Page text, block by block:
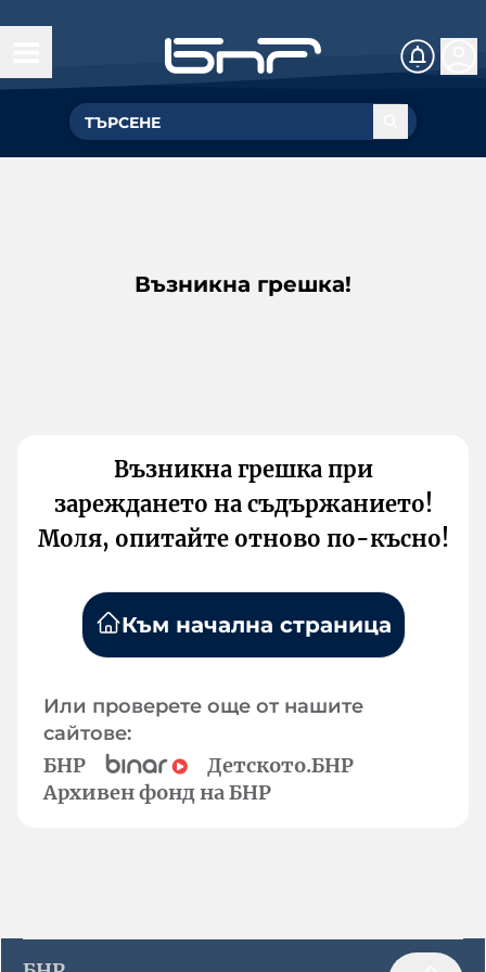
Възникна грешка!
Възникна грешка при
зареждането на съдържанието!
Моля, опитайте отново по-късно!
Към начална страница
Или проверете още от нашите
сайтове:
БНР
Детското.БНР
Архивен фонд на БНР